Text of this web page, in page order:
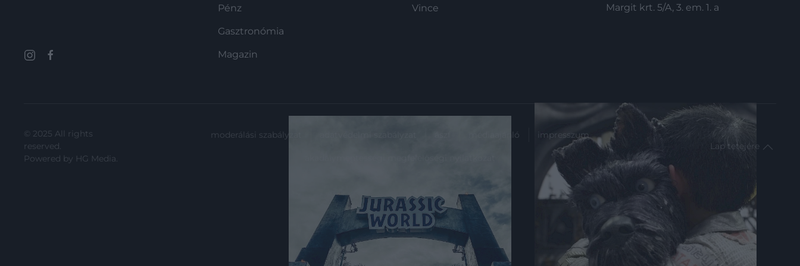
Johansson bevallotta: ha tehetné,Pénz
Gasztronómia
Magazin
Vince
Margit krt. 5/A, 3. em. 1. a
© 2025 All rights
reserved.
Powered by HG Media.
moderálási szabályzat médiaajánló impresszum
Lap tetejére